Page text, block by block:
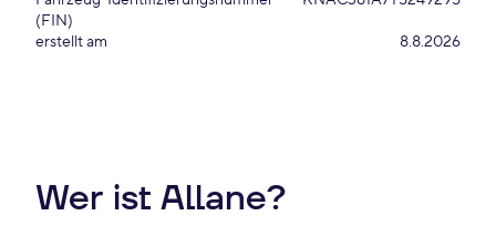
(FIN)
erstellt am 8.8.2026
Wer ist Allane?